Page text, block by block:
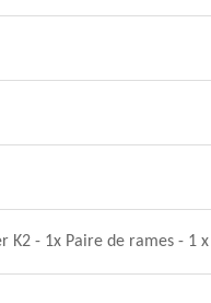
K2 - 1x Paire de rames - 1